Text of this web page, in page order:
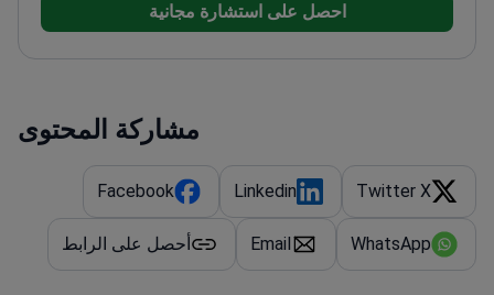
العلمية والمؤتمرات الدولية عضو في الجمعية الإسرائيلية
احصل على استشارة مجانية
مشاركة المحتوى
Twitter X
Linkedin
Facebook
WhatsApp
Email أحصل على الرابط